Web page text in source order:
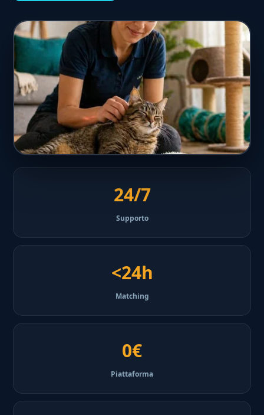
24/7
Supporto
<24h
Matching
0€
Piattaforma